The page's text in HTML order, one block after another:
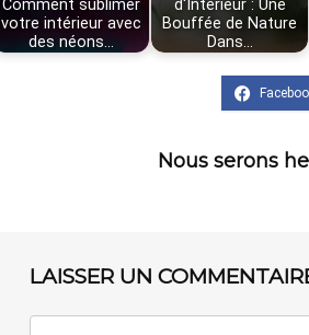
Comment sublimer
votre intérieur avec
des néons…
d'Intérieur : Une
Bouffée de Nature
Dans…
Nous serons
LAISSER UN